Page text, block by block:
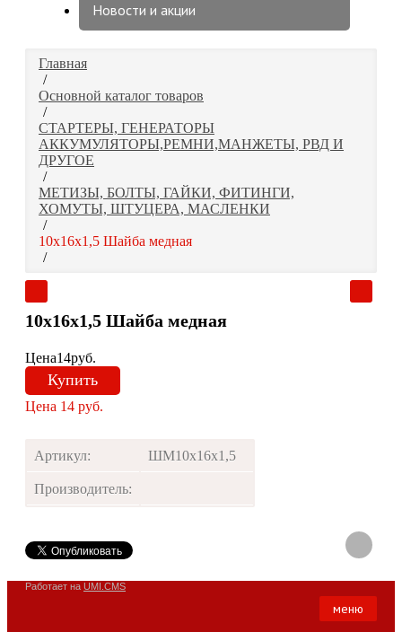
Новости и акции
Главная
/
Основной каталог товаров
/
СТАРТЕРЫ, ГЕНЕРАТОРЫ
АККУМУЛЯТОРЫ,РЕМНИ,МАНЖЕТЫ, РВД И
ДРУГОЕ
/
МЕТИЗЫ, БОЛТЫ, ГАЙКИ, ФИТИНГИ,
ХОМУТЫ, ШТУЦЕРА, МАСЛЕНКИ
/
10х16х1,5 Шайба медная
/
10х16х1,5 Шайба медная
Цена14руб.
Купить
Цена 14 руб.
Артикул: ШМ10х16х1,5
Производитель:
Работает на UMI.CMS
меню